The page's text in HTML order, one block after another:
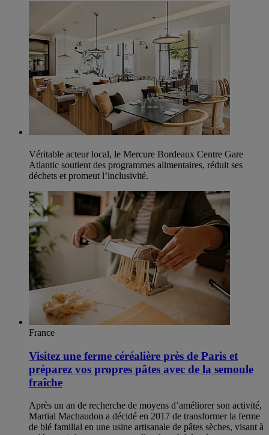
Véritable acteur local, le Mercure Bordeaux Centre Gare
Atlantic soutient des programmes alimentaires, réduit ses
déchets et promeut l’inclusivité.
France
Visitez une ferme céréalière près de Paris et
préparez vos propres pâtes avec de la semoule
fraîche
Après un an de recherche de moyens d’améliorer son activité,
Martial Machaudon a décidé en 2017 de transformer la ferme
de blé familial en une usine artisanale de pâtes sèches, visant à